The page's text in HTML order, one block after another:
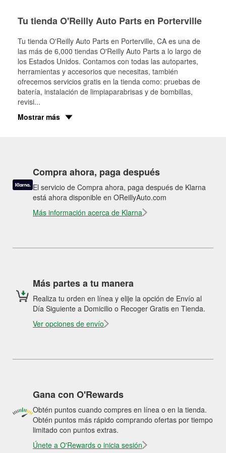
Tu tienda O'Reilly Auto Parts en Porterville
Tu tienda O'Reilly Auto Parts en Porterville, CA es una de
las más de 6,000 tiendas O'Reilly Auto Parts a lo largo de
los Estados Unidos. Contamos con todas las autopartes,
herramientas y accesorios que necesitas, también
ofrecemos servicios gratis en la tienda como: pruebas de
batería, instalación de limpiaparabrisas y de bombillas,
revisi...
Mostrar más
Compra ahora, paga después
El servicio de Compra ahora, paga después de Klarna
está ahora disponible en OReillyAuto.com
Más información acerca de Klarna
Más partes a tu manera
Realiza tu orden en línea y elije la opción de Envío al
Día Siguiente a Domicilio o Recoger Gratis en Tienda.
Ver opciones de envío
Gana con O'Rewards
Obtén puntos cuando compres en línea o en la tienda.
Obtén puntos más rápido comprando ofertas por tiempo
limitado con puntos extras.
Únete a O'Rewards o inicia sesión